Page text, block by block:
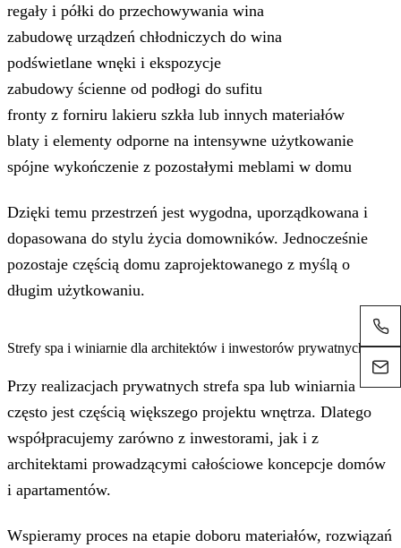
regały i półki do przechowywania wina
zabudowę urządzeń chłodniczych do wina
podświetlane wnęki i ekspozycje
zabudowy ścienne od podłogi do sufitu
fronty z forniru lakieru szkła lub innych materiałów
blaty i elementy odporne na intensywne użytkowanie
spójne wykończenie z pozostałymi meblami w domu
Dzięki temu przestrzeń jest wygodna, uporządkowana i
dopasowana do stylu życia domowników. Jednocześnie
pozostaje częścią domu zaprojektowanego z myślą o
długim użytkowaniu.
Strefy spa i winiarnie dla architektów i inwestorów prywatnych
Przy realizacjach prywatnych strefa spa lub winiarnia
często jest częścią większego projektu wnętrza. Dlatego
współpracujemy zarówno z inwestorami, jak i z
architektami prowadzącymi całościowe koncepcje domów
i apartamentów.
Wspieramy proces na etapie doboru materiałów, rozwiązań